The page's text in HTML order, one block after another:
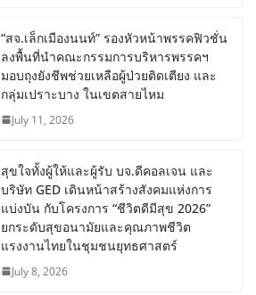
“สจ.เล็กเมืองนนท์” รองหัวหน้าพรรคฟิวชั่น
ลงพื้นที่นำคณะกรรมการบริหารพรรคฯ
มอบถุงยังชีพช่วยเหลือผู้ป่วยติดเตียง และ
กลุ่มเปราะบาง ในเขตสายไหม
July 11, 2026
สุขใจทั้งผู้ให้และผู้รับ บจ.ดีคอลเจน และ
บริษัท GED เดินหน้าสร้างสังคมแห่งการ
แบ่งบัน​ กับโครงการ “ชีวิตดีมีสุข 2026”
ยกระดับสุขอนามัยและคุณภาพชีวิต
แรงงานไทยในชุมชนยุทธศาสตร์
July 8, 2026